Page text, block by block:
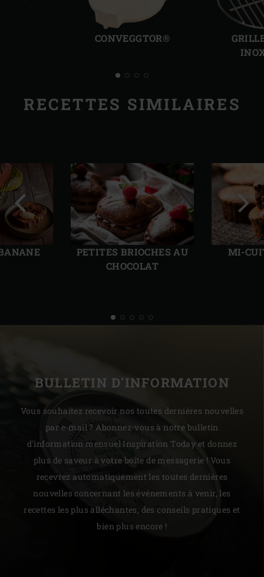
CONVEGGTOR®
RECETTES SIMILAIRES
PETITES BRIOCHES AU
CHOCOLAT
MI-
Diapo
précédente
BULLETIN D'INFORMATION
Vous souhaitez recevoir nos toutes dernières nouvelles
par e-mail ? Abonnez-vous à notre bulletin
d'information mensuel Inspiration Today et donnez
plus de saveur à votre boîte de messagerie ! Vous
recevrez automatiquement les toutes dernières
nouvelles concernant les événements à venir, les
recettes les plus alléchantes, des conseils pratiques et
bien plus encore !